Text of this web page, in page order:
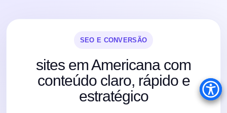
SEO E CONVERSÃO
sites em Americana com
conteúdo claro, rápido e
estratégico